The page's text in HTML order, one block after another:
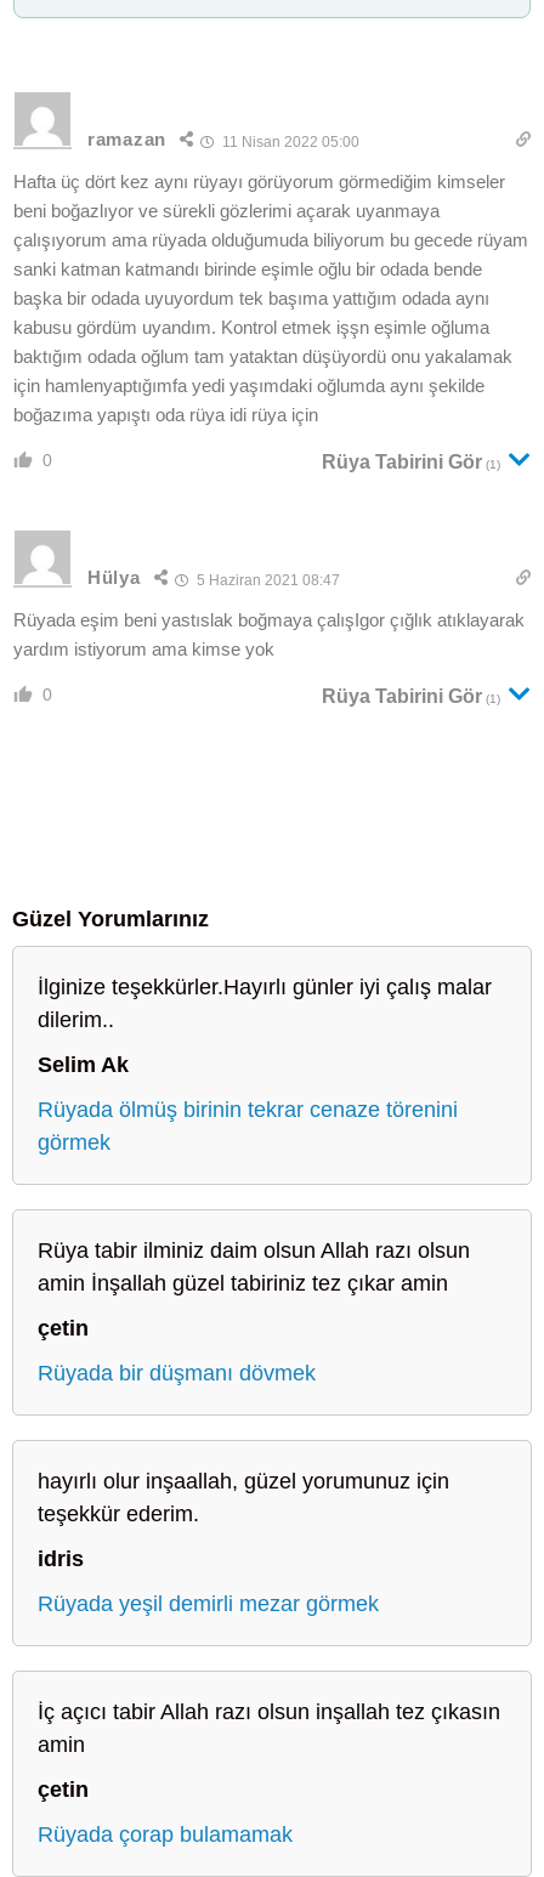
ramazan 11 Nisan 2022 05:00
Hafta üç dört kez aynı rüyayı görüyorum görmediğim kimseler
beni boğazlıyor ve sürekli gözlerimi açarak uyanmaya
çalışıyorum ama rüyada olduğumuda biliyorum bu gecede rüyam
sanki katman katmandı birinde eşimle oğlu bir odada bende
başka bir odada uyuyordum tek başıma yattığım odada aynı
kabusu gördüm uyandım. Kontrol etmek işşn eşimle oğluma
baktığım odada oğlum tam yataktan düşüyordü onu yakalamak
için hamlenyaptığımfa yedi yaşımdaki oğlumda aynı şekilde
boğazıma yapıştı oda rüya idi rüya için
0 Rüya Tabirini Gör (1)
Hülya 5 Haziran 2021 08:47
Rüyada eşim beni yastıslak boğmaya çalışIgor çığlık atıklayarak
yardım istiyorum ama kimse yok
0 Rüya Tabirini Gör (1)
Güzel Yorumlarınız
İlginize teşekkürler.Hayırlı günler iyi çalış malar
dilerim..
Selim Ak
Rüyada ölmüş birinin tekrar cenaze törenini
görmek
Rüya tabir ilminiz daim olsun Allah razı olsun
amin İnşallah güzel tabiriniz tez çıkar amin
çetin
Rüyada bir düşmanı dövmek
hayırlı olur inşaallah, güzel yorumunuz için
teşekkür ederim.
idris
Rüyada yeşil demirli mezar görmek
İç açıcı tabir Allah razı olsun inşallah tez çıkasın
amin
çetin
Rüyada çorap bulamamak